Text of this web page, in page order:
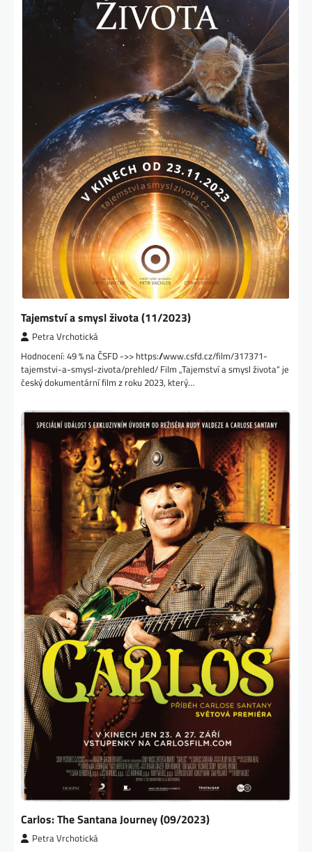
Tajemství a smysl života (11/2023)
Petra Vrchotická
Hodnocení: 49 % na ČSFD ->> https://www.csfd.cz/film/317371-
tajemstvi-a-smysl-zivota/prehled/ Film „Tajemství a smysl života“ je
český dokumentární film z roku 2023, který…
Carlos: The Santana Journey (09/2023)
Petra Vrchotická